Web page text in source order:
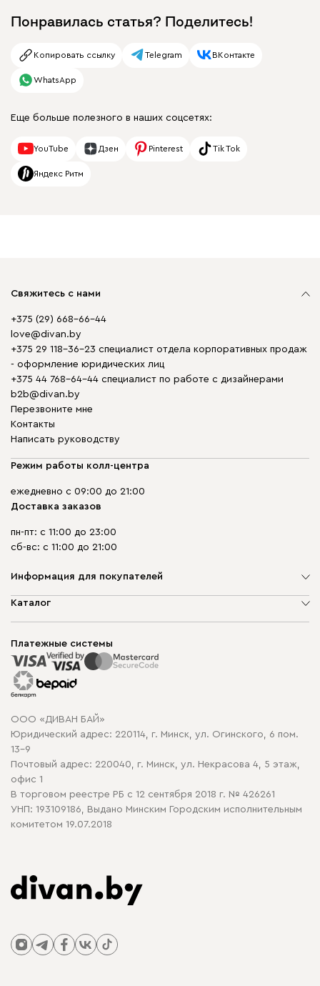
Понравилась статья? Поделитесь!
Копировать ссылку Telegram ВКонтакте
WhatsApp
Еще больше полезного в наших соцсетях:
YouTube Дзен Pinterest Tik Tok
Яндекс Ритм
Свяжитесь с нами
+375 (29) 668-66-44
love@divan.by
+375 29 118-36-23 специалист отдела корпоративных продаж
- оформление юридических лиц
+375 44 768-64-44 специалист по работе с дизайнерами
b2b@divan.by
Перезвоните мне
Контакты
Написать руководству
Режим работы колл-центра
ежедневно с 09:00 до 21:00
Доставка заказов
пн-пт: с 11:00 до 23:00
сб-вс: с 11:00 до 21:00
Информация для покупателей
О компании
Способы оплаты
Рассрочка и кредит
Гарантия
Карта сайта
Политика конфиденциальности
Политика в отношении обработки cookie
Каталог
Корпусная мебель
Распродажа мебели
Платежные системы
ООО «ДИВАН БАЙ»
Юридический адрес: 220114, г. Минск, ул. Огинского, 6 пом.
13-9
Почтовый адрес: 220040, г. Минск, ул. Некрасова 4, 5 этаж,
офис 1
В торговом реестре РБ с 12 сентября 2018 г. № 426261
УНП: 193109186, Выдано Минским Городским исполнительным
комитетом 19.07.2018